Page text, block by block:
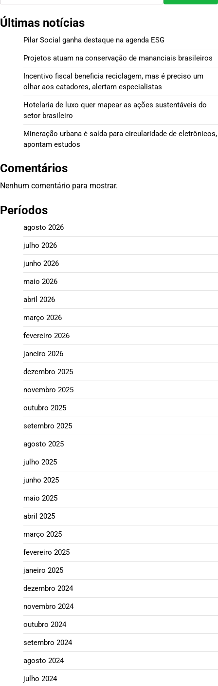
Últimas notícias
Pilar Social ganha destaque na agenda ESG
Projetos atuam na conservação de mananciais brasileiros
Incentivo fiscal beneficia reciclagem, mas é preciso um
olhar aos catadores, alertam especialistas
Hotelaria de luxo quer mapear as ações sustentáveis do
setor brasileiro
Mineração urbana é saída para circularidade de eletrônicos,
apontam estudos
Comentários
Nenhum comentário para mostrar.
Períodos
agosto 2026
julho 2026
junho 2026
maio 2026
abril 2026
março 2026
fevereiro 2026
janeiro 2026
dezembro 2025
novembro 2025
outubro 2025
setembro 2025
agosto 2025
julho 2025
junho 2025
maio 2025
abril 2025
março 2025
fevereiro 2025
janeiro 2025
dezembro 2024
novembro 2024
outubro 2024
setembro 2024
agosto 2024
julho 2024